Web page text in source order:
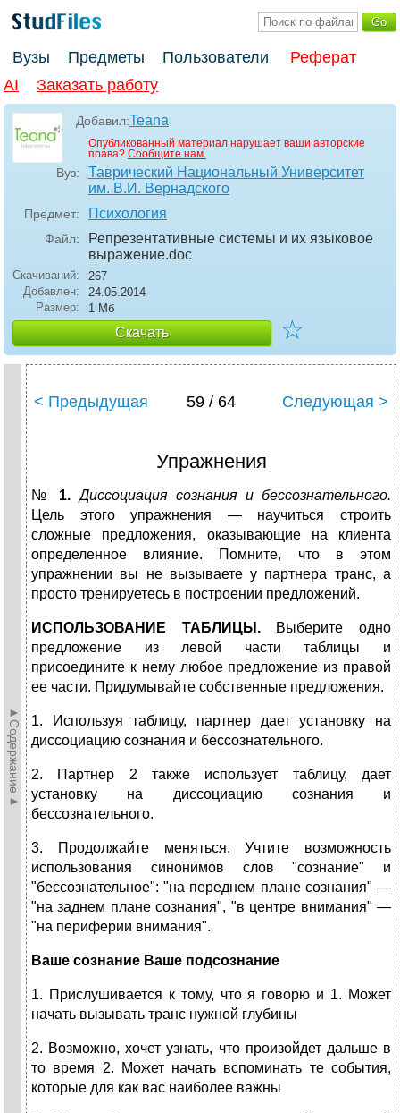
Вузы Предметы Пользователи
Реферат
AI
Заказать работу
Добавил:Teana
Опубликованный материал нарушает ваши авторские
права? Сообщите нам.
Вуз:
Таврический Национальный Университет
им. В.И. Вернадского
Предмет: Психология
Файл:
Репрезентативные системы и их языковое
выражение.doc
Скачиваний:
267
Добавлен:
24.05.2014
Размер:
1 Мб
Скачать ☆
►Содержание►
< Предыдущая 59 / 64 Следующая >
Упражнения
№ 1. Диссоциация сознания и бессознательного.
Цель этого упражнения — научиться строить
сложные предложения, оказывающие на клиента
определенное влияние. Помните, что в этом
упражнении вы не вызываете у партнера транс, а
просто тренируетесь в построении предложений.
ИСПОЛЬЗОВАНИЕ ТАБЛИЦЫ. Выберите одно
предложение из левой части таблицы и
присоедините к нему любое предложение из правой
ее части. Придумывайте собственные предложения.
1. Используя таблицу, партнер дает установку на
диссоциацию сознания и бессознательного.
2. Партнер 2 также использует таблицу, дает
установку на диссоциацию сознания и
бессознательного.
3. Продолжайте меняться. Учтите возможность
использования синонимов слов "сознание" и
"бессознательное": "на переднем плане сознания" —
"на заднем плане сознания", "в центре внимания" —
"на периферии внимания".
Ваше сознание Ваше подсознание
1. Прислушивается к тому, что я говорю и 1. Может
начать вызывать транс нужной глубины
2. Возможно, хочет узнать, что произойдет дальше в
то время 2. Может начать вспоминать те события,
которые для как вас наиболее важны